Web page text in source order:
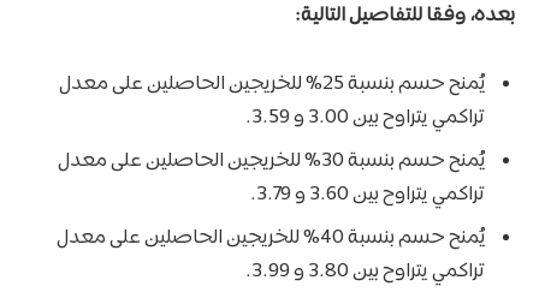
بعده، وفقا للتفاصيل التالية:
يُمنح حسم بنسبة 25% للخريجين الحاصلين على معدل
تراكمي يتراوح بين 3.00 و 3.59.
يُمنح حسم بنسبة 30% للخريجين الحاصلين على معدل
تراكمي يتراوح بين 3.60 و 3.79.
يُمنح حسم بنسبة 40% للخريجين الحاصلين على معدل
تراكمي يتراوح بين 3.80 و 3.99.